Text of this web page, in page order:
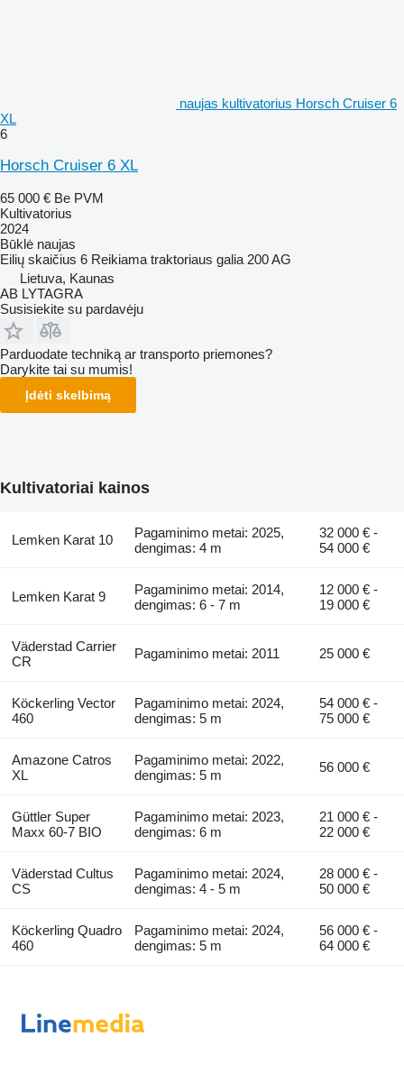
naujas kultivatorius Horsch Cruiser 6
XL
6
Horsch Cruiser 6 XL
65 000 € Be PVM
Kultivatorius
2024
Būklė naujas
Eilių skaičius 6 Reikiama traktoriaus galia 200 AG
Lietuva, Kaunas
AB LYTAGRA
Susisiekite su pardavėju
Parduodate techniką ar transporto priemones?
Darykite tai su mumis!
Įdėti skelbimą
Kultivatoriai kainos
Lemken Karat 10
Pagaminimo metai: 2025,
dengimas: 4 m
32 000 € -
54 000 €
Lemken Karat 9
Pagaminimo metai: 2014,
dengimas: 6 - 7 m
12 000 € -
19 000 €
Väderstad Carrier
CR
Pagaminimo metai: 2011 25 000 €
Köckerling Vector
460
Pagaminimo metai: 2024,
dengimas: 5 m
54 000 € -
75 000 €
Amazone Catros
XL
Pagaminimo metai: 2022,
dengimas: 5 m
56 000 €
Güttler Super
Maxx 60-7 BIO
Pagaminimo metai: 2023,
dengimas: 6 m
21 000 € -
22 000 €
Väderstad Cultus
CS
Pagaminimo metai: 2024,
dengimas: 4 - 5 m
28 000 € -
50 000 €
Köckerling Quadro
460
Pagaminimo metai: 2024,
dengimas: 5 m
56 000 € -
64 000 €